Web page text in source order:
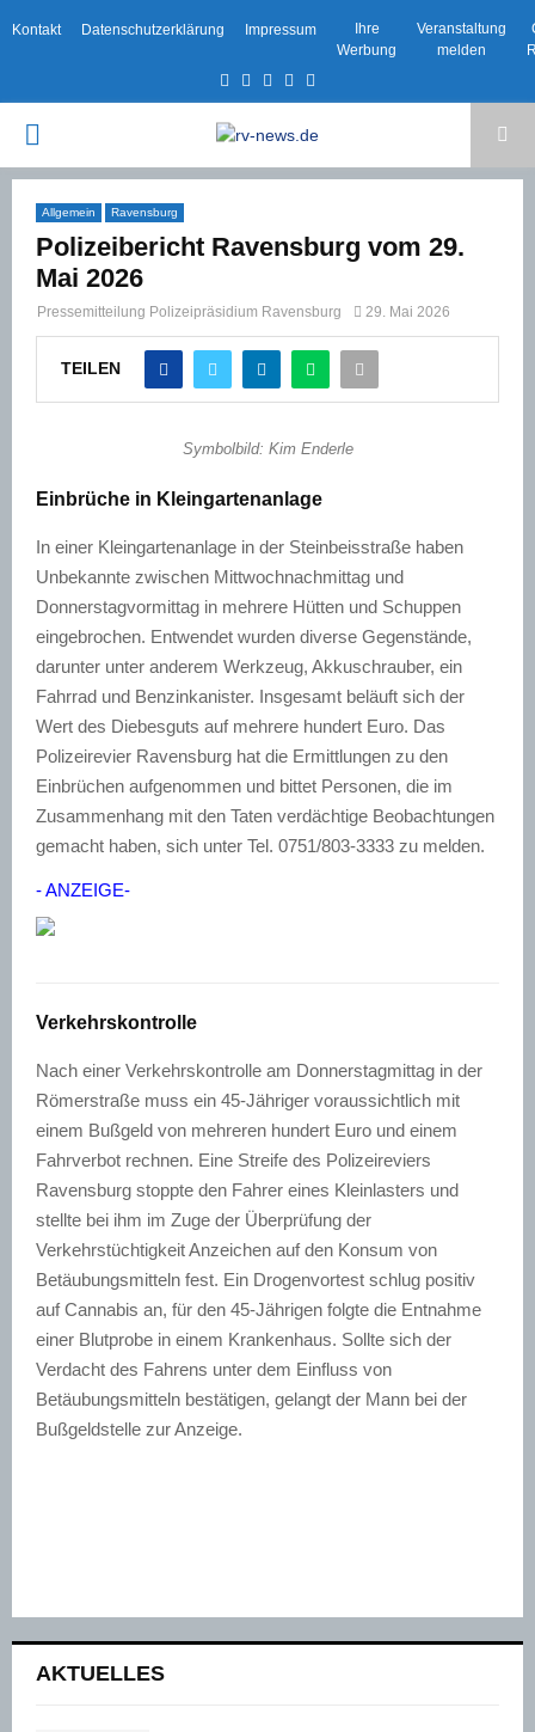
Kontakt Datenschutzerklärung Impressum
Ihre
Werbung
Veranstaltung
melden
Facebook
TwitterInstagram
Email
PRIMARY
MENU
Allgemein Ravensburg
Polizeibericht Ravensburg vom 29.
Mai 2026
Pressemitteilung Polizeipräsidium Ravensburg 29. Mai 2026
TEILEN
Symbolbild: Kim Enderle
Einbrüche in Kleingartenanlage
In einer Kleingartenanlage in der Steinbeisstraße haben
Unbekannte zwischen Mittwochnachmittag und
Donnerstagvormittag in mehrere Hütten und Schuppen
eingebrochen. Entwendet wurden diverse Gegenstände,
darunter unter anderem Werkzeug, Akkuschrauber, ein
Fahrrad und Benzinkanister. Insgesamt beläuft sich der
Wert des Diebesguts auf mehrere hundert Euro. Das
Polizeirevier Ravensburg hat die Ermittlungen zu den
Einbrüchen aufgenommen und bittet Personen, die im
Zusammenhang mit den Taten verdächtige Beobachtungen
gemacht haben, sich unter Tel. 0751/803-3333 zu melden.
- ANZEIGE-
Verkehrskontrolle
Nach einer Verkehrskontrolle am Donnerstagmittag in der
Römerstraße muss ein 45-Jähriger voraussichtlich mit
einem Bußgeld von mehreren hundert Euro und einem
Fahrverbot rechnen. Eine Streife des Polizeireviers
Ravensburg stoppte den Fahrer eines Kleinlasters und
stellte bei ihm im Zuge der Überprüfung der
Verkehrstüchtigkeit Anzeichen auf den Konsum von
Betäubungsmitteln fest. Ein Drogenvortest schlug positiv
auf Cannabis an, für den 45-Jährigen folgte die Entnahme
einer Blutprobe in einem Krankenhaus. Sollte sich der
Verdacht des Fahrens unter dem Einfluss von
Betäubungsmitteln bestätigen, gelangt der Mann bei der
Bußgeldstelle zur Anzeige.
AKTUELLES